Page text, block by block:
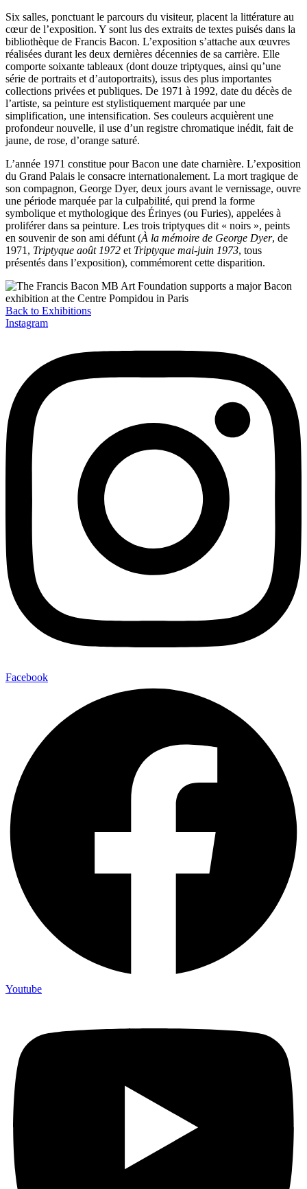
Six salles, ponctuant le parcours du visiteur, placent la littérature au
cœur de l’exposition. Y sont lus des extraits de textes puisés dans la
bibliothèque de Francis Bacon. L’exposition s’attache aux œuvres
réalisées durant les deux dernières décennies de sa carrière. Elle
comporte soixante tableaux (dont douze triptyques, ainsi qu’une
série de portraits et d’autoportraits), issus des plus importantes
collections privées et publiques. De 1971 à 1992, date du décès de
l’artiste, sa peinture est stylistiquement marquée par une
simplification, une intensification. Ses couleurs acquièrent une
profondeur nouvelle, il use d’un registre chromatique inédit, fait de
jaune, de rose, d’orange saturé.
L’année 1971 constitue pour Bacon une date charnière. L’exposition
du Grand Palais le consacre internationalement. La mort tragique de
son compagnon, George Dyer, deux jours avant le vernissage, ouvre
une période marquée par la culpabilité, qui prend la forme
symbolique et mythologique des Érinyes (ou Furies), appelées à
proliférer dans sa peinture. Les trois triptyques dit « noirs », peints
en souvenir de son ami défunt (À la mémoire de George Dyer, de
1971, Triptyque août 1972 et Triptyque mai-juin 1973, tous
présentés dans l’exposition), commémorent cette disparition.
Back to Exhibitions
Instagram
Facebook
Youtube